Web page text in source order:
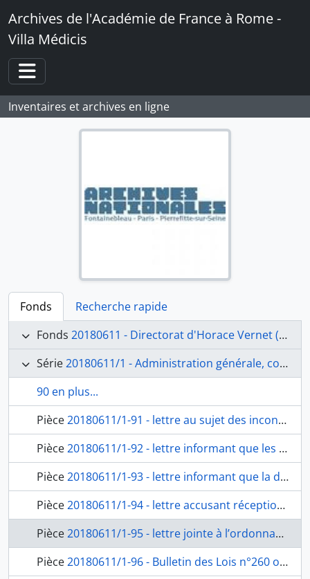
Skip to main content
Archives de l'Académie de France à Rome -
Villa Médicis
Toggle navigation
Inventaires et archives en ligne
Fonds
Recherche rapide
Fonds 20180611 - Directorat d'Horace Vernet (1829-1834)
Série20180611/1 - Administration générale, correspondance avec la tutelle, suivi des pensionnaires
90 en plus...
Pièce20180611/1-91 - lettre au sujet des inconvénients graves qui résultent de la faculté accordée aux pensionnaires mariés d’habiter hors du palais et de toucher la totalité de la pension, du ministre de l’Intérieur, Thiers, à Horace Vernet, fol. 180-181bis
Pièce20180611/1-92 - lettre informant que les pensionnaires logés hors du palais y retourneront avant le 31 décembre et demandant que cet ordre soit observé à l’avenir, du ministre de l’Intérieur, Thiers, à Ingres, futur directeur, fol. 182-183
Pièce20180611/1-93 - lettre informant que la démission du secrétaire bibliothécaire Mauduit est acceptée à partir du 1er janvier 1835 et désignant M. Lego pour le remplacer, du ministre de l’Intérieur, Thiers, à Horace Vernet, fol. 184-185
Pièce20180611/1-94 - lettre accusant réception des trois caisses des antiquités, du directeur des musées royaux, le comte de Forbin, à Horace Vernet, fol. 186-187
Pièce20180611/1-95 - lettre jointe à l’ordonnance royale et demandant d’établir le tableau général des propriétés de l’État, servant de sous-pochette contenant les folios 189 à 191quater, du ministre de l’Intérieur à Horace Vernet, fol. 188
Pièce20180611/1-96 - Bulletin des Lois n°260 ordonnance royale du 6 octobre 1833, insérée au Bulletin des lois n° 260, du roi des Français, Louis-Philippe à l’Académie de France à Rome, fol. 189-191quater